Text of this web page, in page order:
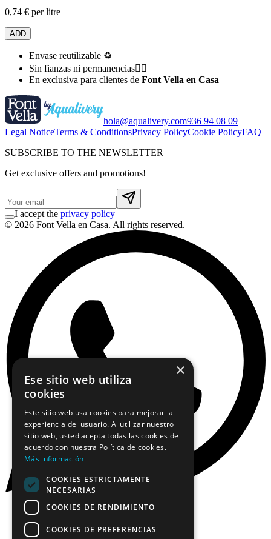
0,74 € per litre
ADD
Envase reutilizable ♻️
Sin fianzas ni permanencias👌🏻
En exclusiva para clientes de Font Vella en Casa
hola@aqualivery.com936 94 08 09
Legal NoticeTerms & ConditionsPrivacy PolicyCookie PolicyFAQ
SUBSCRIBE TO THE NEWSLETTER
Get exclusive offers and promotions!
I accept the privacy policy
© 2026 Font Vella en Casa. All rights reserved.
×
Ese sitio web utiliza
cookies
Este sitio web usa cookies para mejorar la
experiencia del usuario. Al utilizar nuestro
sitio web, usted acepta todas las cookies de
acuerdo con nuestra Política de cookies.
Más información
COOKIES ESTRICTAMENTE
NECESARIAS
COOKIES DE RENDIMIENTO
COOKIES DE PREFERENCIAS